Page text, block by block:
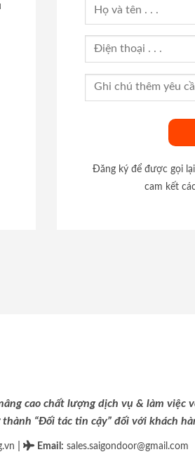
Đăng ký để được gọi
cam kết
cao chất lượng dịch vụ & làm việc
thành “Đối tác tin cậy” đối với khách
Email : sales.saigondoor@gmail.com